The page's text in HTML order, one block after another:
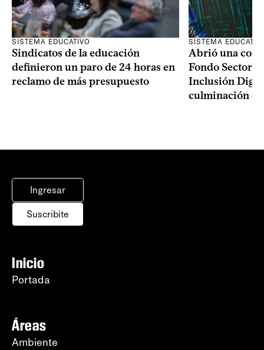
SISTEMA EDUCATIVO
Sindicatos de la educación
definieron un paro de 24 horas en
reclamo de más presupuesto
SISTEMA
Abrió una
Fondo
Inclusión
culminación
Ingresar
Suscribite
Inicio
Portada
Áreas
Ambiente